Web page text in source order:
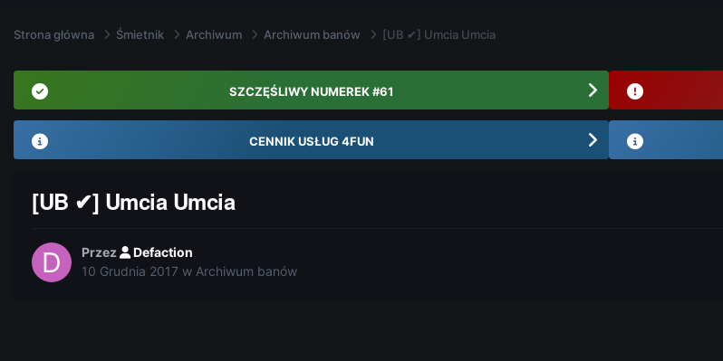
Strona główna Śmietnik Archiwum Archiwum banów [UB ✔] Umcia Umcia
SZCZĘŚLIWY NUMEREK #61
CENNIK USŁUG 4FUN
[UB ✔] Umcia Umcia
Przez
Defaction
10 Grudnia 2017 w Archiwum banów